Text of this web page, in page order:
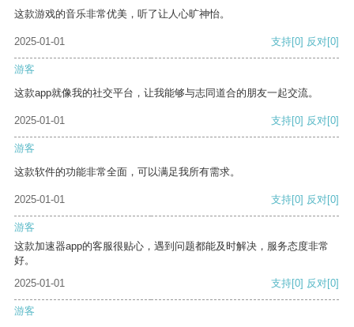
这款游戏的音乐非常优美，听了让人心旷神怡。
2025-01-01 支持[0] 反对[0]
游客
这款app就像我的社交平台，让我能够与志同道合的朋友一起交流。
2025-01-01 支持[0] 反对[0]
游客
这款软件的功能非常全面，可以满足我所有需求。
2025-01-01 支持[0] 反对[0]
游客
这款加速器app的客服很贴心，遇到问题都能及时解决，服务态度非常
好。
2025-01-01
支持[0] 反对[0]
游客